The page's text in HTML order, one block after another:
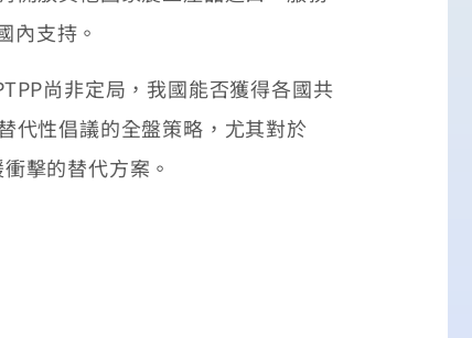
內支持。
尚非定局，我國能否獲得各國共
代性倡議的全盤策略，尤其對於
擊的替代方案。